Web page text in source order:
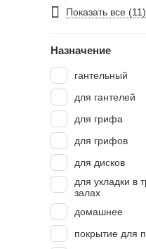
Показать все (11)
Назначение
гантельный
для гантелей
для грифа
для грифов
для дисков
для укладки в
залах
домашнее
покрытие для